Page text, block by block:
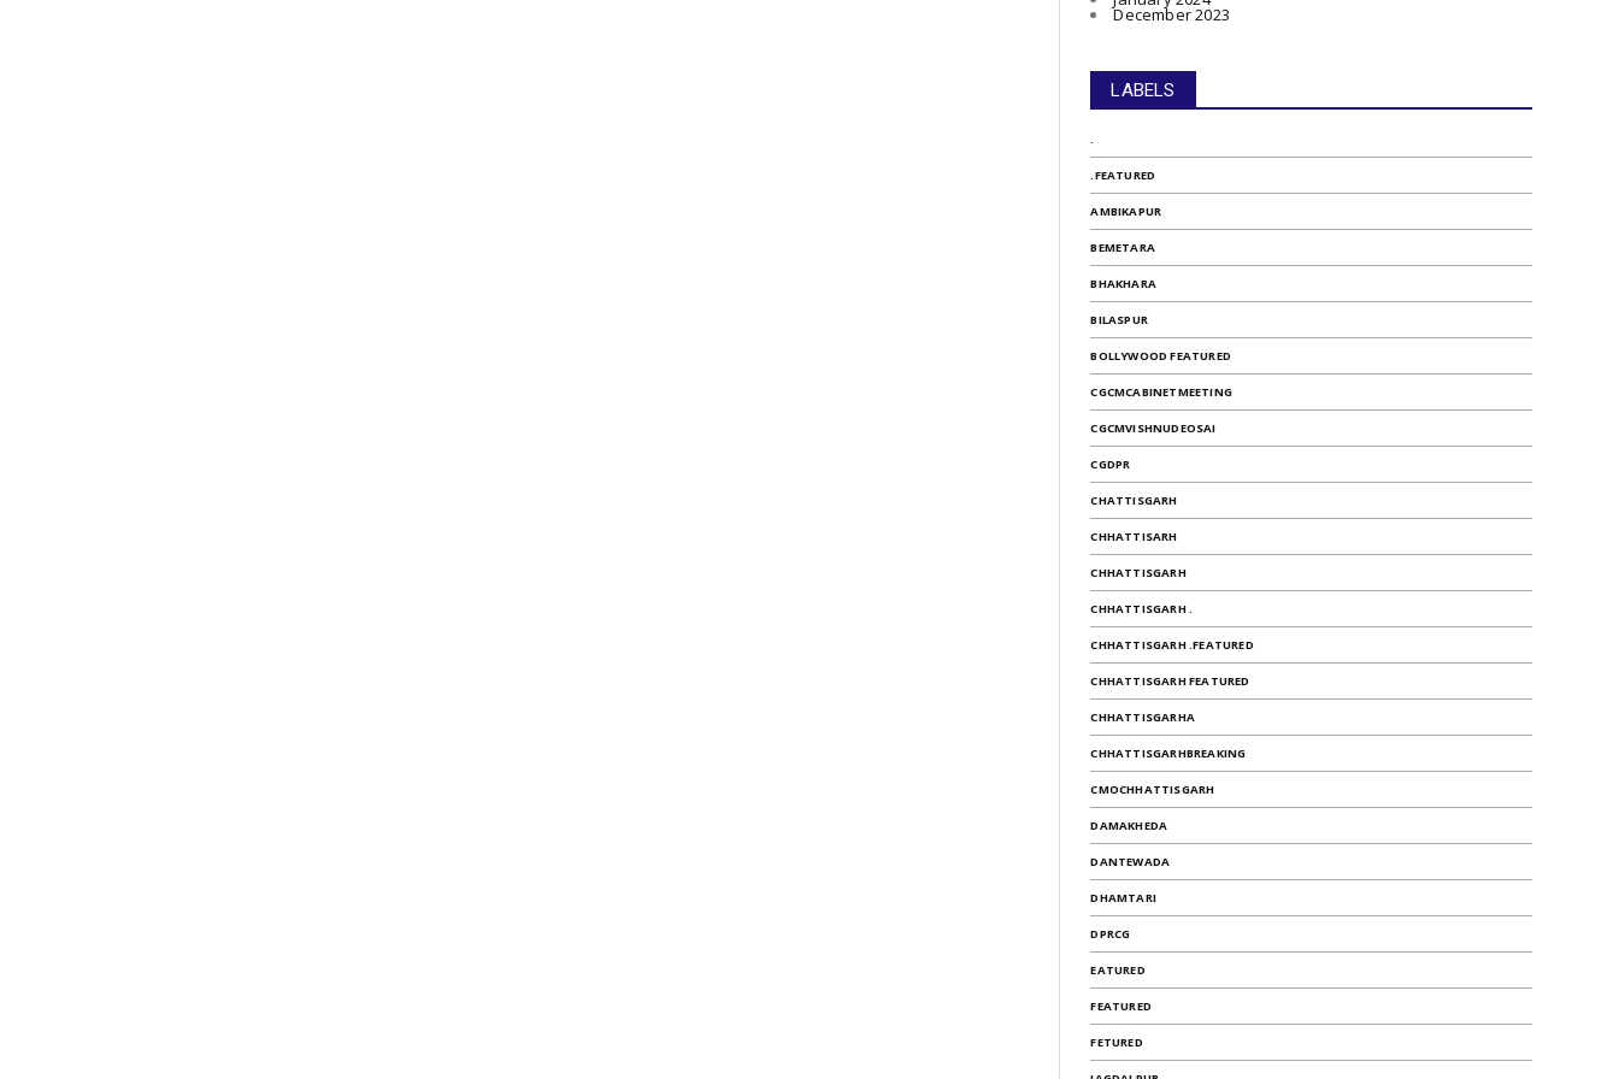
December 2023
LABELS
.
.FEATURED
AMBIKAPUR
BEMETARA
BHAKHARA
BILASPUR
BOLLYWOOD FEATURED
CGCMCABINETMEETING
CGCMVISHNUDEOSAI
CGDPR
CHATTISGARH
CHHATTISARH
CHHATTISGARH
CHHATTISGARH .
CHHATTISGARH .FEATURED
CHHATTISGARH FEATURED
CHHATTISGARHA
CHHATTISGARHBREAKING
CMOCHHATTISGARH
DAMAKHEDA
DANTEWADA
DHAMTARI
DPRCG
EATURED
FEATURED
FETURED